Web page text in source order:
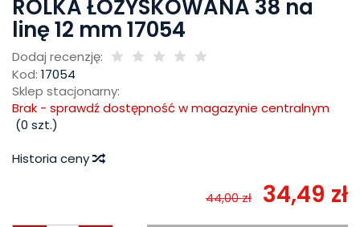
ROLKA ŁOŻYSKOWANA 38 na
linę 12 mm 17054
Dodaj recenzję:
Kod: 17054
Sklep stacjonarny:
Brak - sprawdź dostępność w magazynie centralnym
(0 szt.)
Historia ceny
44,00 zł 34,49 zł